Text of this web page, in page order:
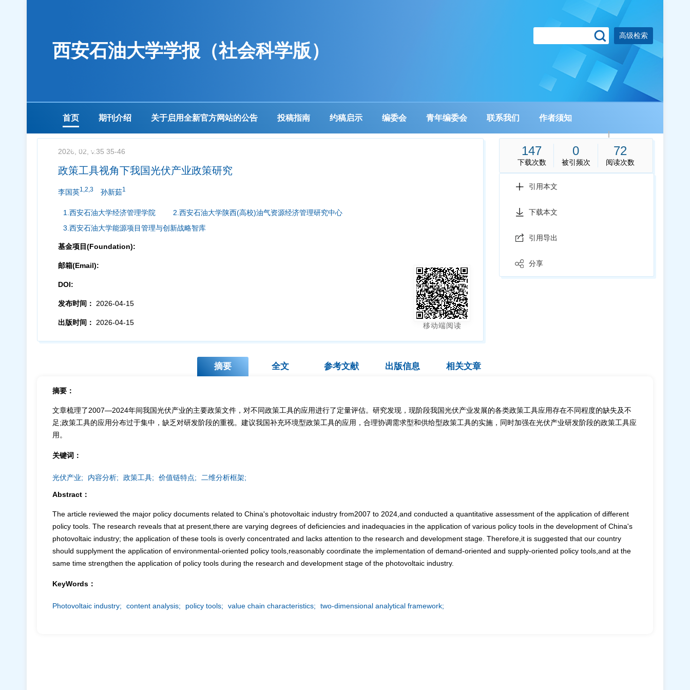
西安石油大学学报（社会科学版）
高级检索
首页 期刊介绍 关于启用全新官方网站的公告 投稿指南 约稿启示 编委会 青年编委会 联系我们 作者须知
下载中心
|
2026, 02, v.35 35-46
政策工具视角下我国光伏产业政策研究
李国英1,2,3 孙新茹1
1.西安石油大学经济管理学院
2.西安石油大学陕西(高校)油气资源经济管理研究中心
3.西安石油大学能源项目管理与创新战略智库
基金项目(Foundation):
邮箱(Email):
DOI:
发布时间： 2026-04-15
出版时间： 2026-04-15 移动端阅读
147 0 72
下载次数 被引频次 阅读次数
引用本文
下载本文
引用导出
分享
摘要 全文 参考文献 出版信息 相关文章
摘要：
文章梳理了2007—2024年间我国光伏产业的主要政策文件，对不同政策工具的应用进行了定量评估。研究发现，现阶段我国光伏产业发展的各类政策工具应用存在不同程度的缺失及不
足;政策工具的应用分布过于集中，缺乏对研发阶段的重视。建议我国补充环境型政策工具的应用，合理协调需求型和供给型政策工具的实施，同时加强在光伏产业研发阶段的政策工具应
用。
关键词：
光伏产业; 内容分析; 政策工具; 价值链特点; 二维分析框架;
Abstract：
The article reviewed the major policy documents related to China's photovoltaic industry from2007 to 2024,and conducted a quantitative assessment of the application of different
policy tools. The research reveals that at present,there are varying degrees of deficiencies and inadequacies in the application of various policy tools in the development of China's
photovoltaic industry; the application of these tools is overly concentrated and lacks attention to the research and development stage. Therefore,it is suggested that our country
should supplyment the application of environmental-oriented policy tools,reasonably coordinate the implementation of demand-oriented and supply-oriented policy tools,and at the
same time strengthen the application of policy tools during the research and development stage of the photovoltaic industry.
KeyWords：
Photovoltaic industry; content analysis; policy tools; value chain characteristics; two-dimensional analytical framework;